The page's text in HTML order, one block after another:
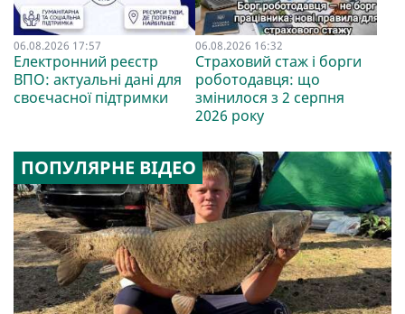
06.08.2026 17:57
Електронний реєстр
ВПО: актуальні дані для
своєчасної підтримки
06.08.2026 16:32
Страховий стаж і борги
роботодавця: що
змінилося з 2 серпня
2026 року
ПОПУЛЯРНЕ ВІДЕО